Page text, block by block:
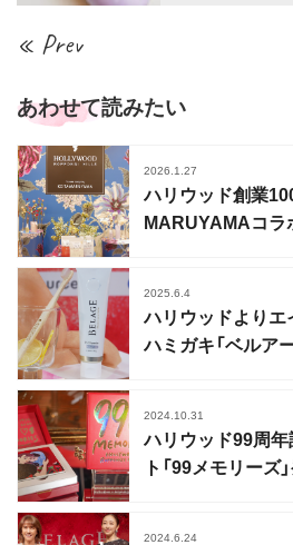
« Prev
あわせて読みたい
2026.1.27
ハリウッド創業
MARUYAMAコラ
2025.6.4
ハリウッドより
ハミガキ「ベルア
2024.10.31
ハリウッド99周
ト「99メモリーズ
2024.6.24